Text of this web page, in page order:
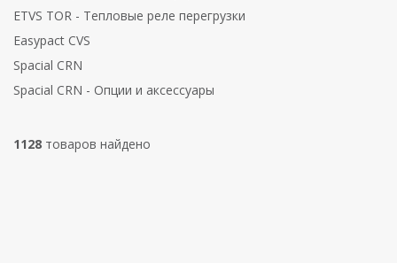
ETVS TOR - Тепловые реле перегрузки
Easypact CVS
Spacial CRN
Spacial CRN - Опции и аксессуары
1128 товаров найдено